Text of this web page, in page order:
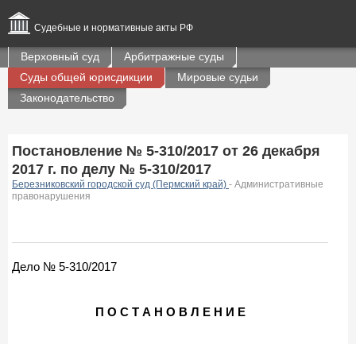
Судебные и нормативные акты РФ
Верховный суд
Арбитражные суды
Суды общей юрисдикции
Мировые судьи
Законодательство
Постановление № 5-310/2017 от 26 декабря
2017 г. по делу № 5-310/2017
Березниковский городской суд (Пермский край) - Административные
правонарушения
Дело № 5-310/2017
П О С Т А Н О В Л Е Н И Е